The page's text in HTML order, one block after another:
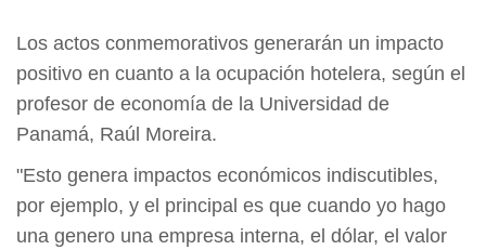
Los actos conmemorativos generarán un impacto
positivo en cuanto a la ocupación hotelera, según el
profesor de economía de la Universidad de
Panamá, Raúl Moreira.
"Esto genera impactos económicos indiscutibles,
por ejemplo, y el principal es que cuando yo hago
una genero una empresa interna, el dólar, el valor